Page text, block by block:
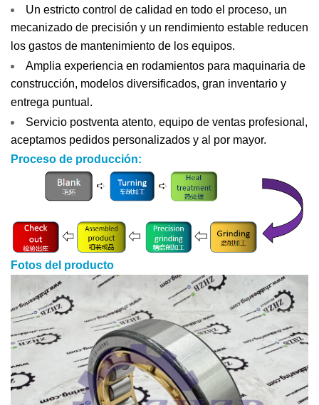
Un estricto control de calidad en todo el proceso, un
mecanizado de precisión y un rendimiento estable reducen
los gastos de mantenimiento de los equipos.
Amplia experiencia en rodamientos para maquinaria de
construcción, modelos diversificados, gran inventario y
entrega puntual.
Servicio postventa atento, equipo de ventas profesional,
aceptamos pedidos personalizados y al por mayor.
Proceso de producción:
Fotos del producto